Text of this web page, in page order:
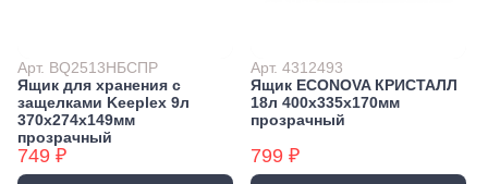
Арт. BQ2513НБСПР
Ящик для хранения с
защелками Keeplex 9л
370х274х149мм
прозрачный
749 ₽
Арт. 4312493
Ящик ECONOVA КРИСТАЛЛ
18л 400х335х170мм
прозрачный
799 ₽